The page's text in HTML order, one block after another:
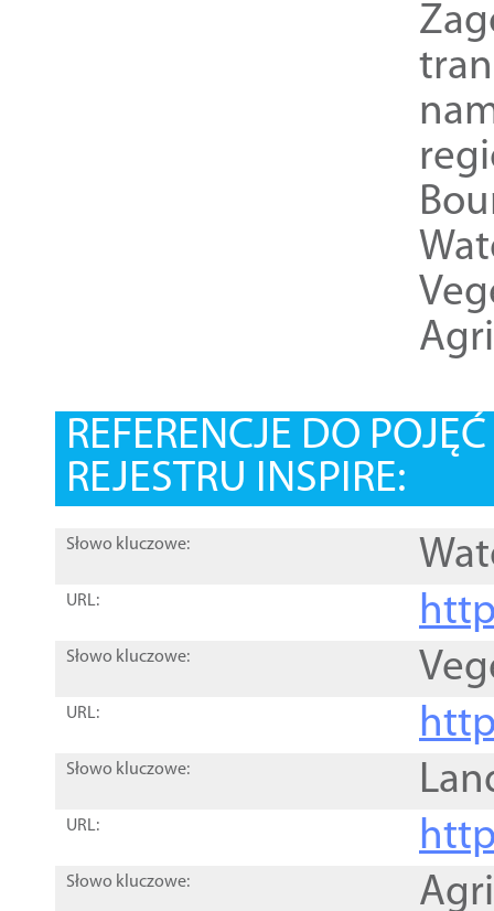
REFERENCJE DO
REJESTRU INSPIRE:
Słowo kluczowe:
URL:
Słowo kluczowe:
URL:
Słowo kluczowe:
URL:
Słowo kluczowe: